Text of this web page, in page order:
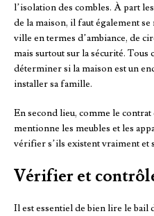
l’isolation des combles. À part
de la maison, il faut également
ville en termes d’ambiance, de
mais surtout sur la sécurité. Tous
déterminer si la maison est un
installer sa famille.
En second lieu, comme le
mentionne les meubles et les
vérifier s’ils existent vraiment et
Vérifier et
Il est essentiel de bien lire le bail